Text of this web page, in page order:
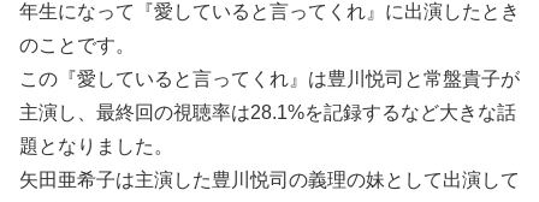
年生になって『愛していると言ってくれ』に出演したとき
のことです。
この『愛していると言ってくれ』は豊川悦司と常盤貴子が
主演し、最終回の視聴率は28.1%を記録するなど大きな話
題となりました。
矢田亜希子は主演した豊川悦司の義理の妹として出演して